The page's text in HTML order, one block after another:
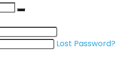
Lost Password?